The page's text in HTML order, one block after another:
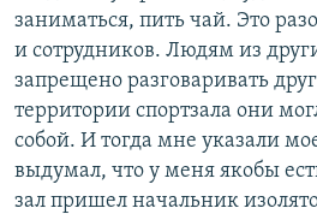
заниматься, пить чай. Это
и сотрудников. Людям из
запрещено разговаривать
территории спортзала они
собой. И тогда мне указали
выдумал, что у меня якобы
зал пришел начальник